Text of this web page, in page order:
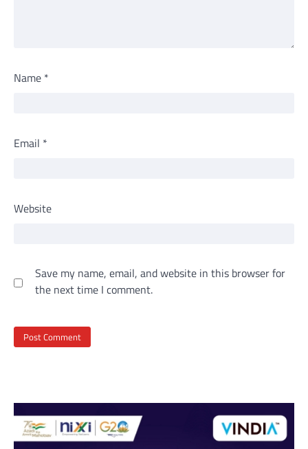
Name *
Email *
Website
Save my name, email, and website in this browser for
the next time I comment.